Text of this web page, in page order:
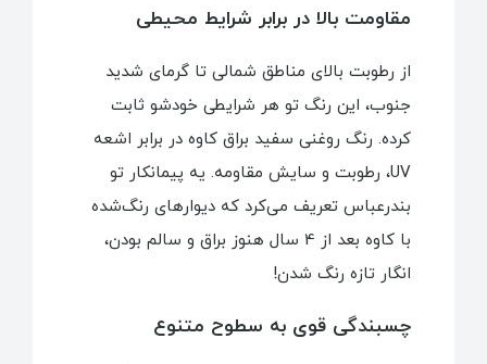
مقاومت بالا در برابر شرایط محیطی
از رطوبت بالای مناطق شمالی تا گرمای شدید
جنوب، این رنگ تو هر شرایطی خودشو ثابت
کرده. رنگ روغنی سفید براق کاوه در برابر اشعه
UV، رطوبت و سایش مقاومه. یه پیمانکار تو
بندرعباس تعریف می‌کرد که دیوارهای رنگ‌شده
با کاوه بعد از 4 سال هنوز براق و سالم بودن،
انگار تازه رنگ شدن!
چسبندگی قوی به سطوح متنوع